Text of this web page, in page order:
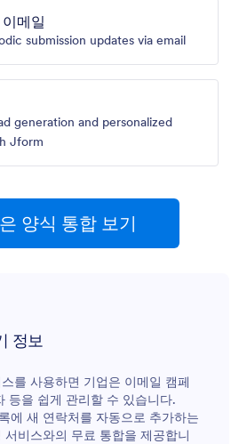
메일
submission updates via email
generation and personalized
Jform
양식 통합 보기
정보
를 사용하면 기업은 이메일 캠페
등을 쉽게 관리할 수 있습니다.
에 새 연락처를 자동으로 추가하는
서비스와의 무료 통합을 제공합니